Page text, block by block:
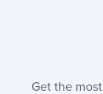
Get the